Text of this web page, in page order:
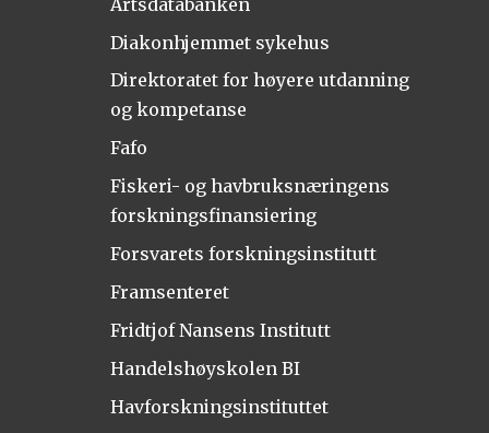
Diakonhjemmet sykehus
Direktoratet for høyere utdanning
og kompetanse
Fafo
Fiskeri- og havbruksnæringens
forskningsfinansiering
Forsvarets forskningsinstitutt
Framsenteret
Fridtjof Nansens Institutt
Handelshøyskolen BI
Havforskningsinstituttet